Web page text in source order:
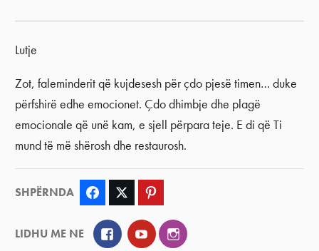
Lutje
Zot, faleminderit që kujdesesh për çdo pjesë timen… duke
përfshirë edhe emocionet. Çdo dhimbje dhe plagë
emocionale që unë kam, e sjell përpara teje. E di që Ti
mund të më shërosh dhe restaurosh.
SHPËRNDA Facebook Twitter
LIDHU ME NE FacebookYouTubeInstagram